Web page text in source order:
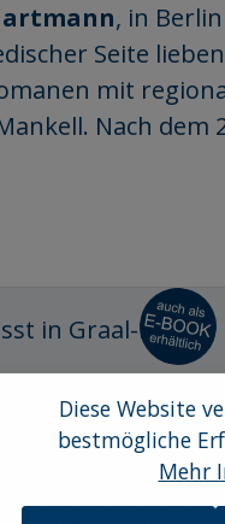
, in
Seite
mit
Nach
in Graal-Müritz
Mädchen wird seit
der Ostseegemeinde
Diese Website
bestmögliche
Mehr